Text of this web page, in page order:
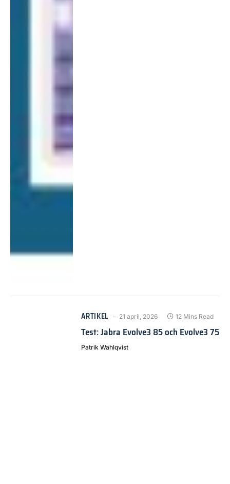
ARTIKEL 21 april, 2026 12 Mins Read
Test: Jabra Evolve3 85 och Evolve3 75
Patrik Wahlqvist